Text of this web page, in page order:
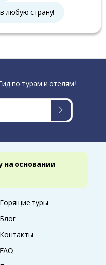
любую страну!
на основании
Горящие туры
Блог
Контакты
FAQ
по турам и отелям!